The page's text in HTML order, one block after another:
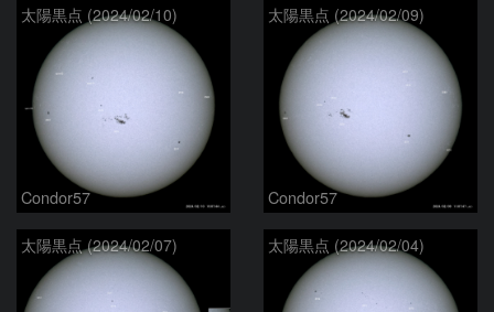
太陽黒点 (2024/02/10)
Condor57
太陽黒点 (2024/02/09)
Condor57
太陽黒点 (2024/02/07) 太陽黒点 (2024/02/04)